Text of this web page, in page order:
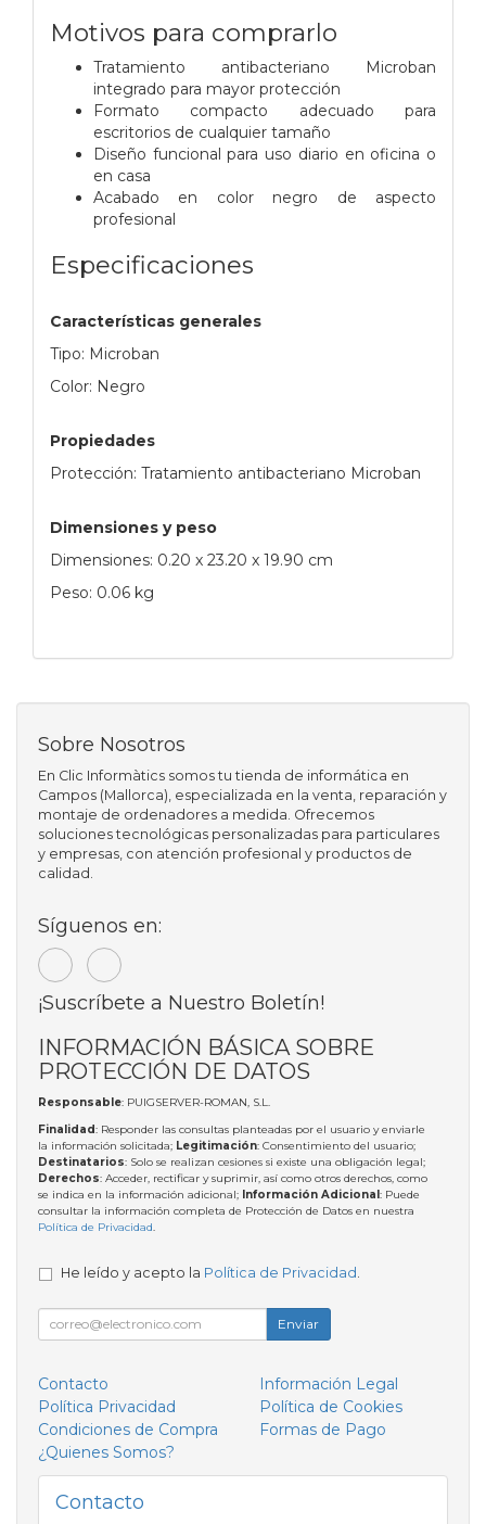
Motivos para comprarlo
Tratamiento antibacteriano Microban
integrado para mayor protección
Formato compacto adecuado para
escritorios de cualquier tamaño
Diseño funcional para uso diario en oficina o
en casa
Acabado en color negro de aspecto
profesional
Especificaciones
Características generales
Tipo: Microban
Color: Negro
Propiedades
Protección: Tratamiento antibacteriano Microban
Dimensiones y peso
Dimensiones: 0.20 x 23.20 x 19.90 cm
Peso: 0.06 kg
Sobre Nosotros
En Clic Informàtics somos tu tienda de informática en
Campos (Mallorca), especializada en la venta, reparación y
montaje de ordenadores a medida. Ofrecemos
soluciones tecnológicas personalizadas para particulares
y empresas, con atención profesional y productos de
calidad.
Síguenos en:
¡Suscríbete a Nuestro Boletín!
INFORMACIÓN BÁSICA SOBRE
PROTECCIÓN DE DATOS
Responsable: PUIGSERVER-ROMAN, S.L.
Finalidad: Responder las consultas planteadas por el usuario y enviarle
la información solicitada; Legitimación: Consentimiento del usuario;
Destinatarios: Solo se realizan cesiones si existe una obligación legal;
Derechos: Acceder, rectificar y suprimir, así como otros derechos, como
se indica en la información adicional; Información Adicional: Puede
consultar la información completa de Protección de Datos en nuestra
Política de Privacidad.
He leído y acepto la Política de Privacidad
Enviar
Contacto
Información Legal
Política Privacidad
Política de Cookies
Condiciones de Compra
Formas de Pago
¿Quienes Somos?
Contacto